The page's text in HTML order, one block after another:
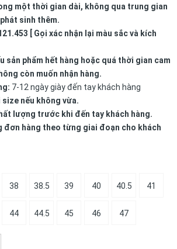
một thời gian dài, không qua trung gian
sinh thêm.
[ Gọi xác nhận lại màu sắc và kích
sản phẩm hết hàng hoặc quá thời gian cam
còn muốn nhận hàng.
7-12 ngày giày đến tay khách hàng
nếu không vừa.
lượng trước khi đến tay khách hàng.
đơn hàng theo từng giai đoạn cho khách
38 38.5 39 40 40.5 41
44 44.5 45 46 47